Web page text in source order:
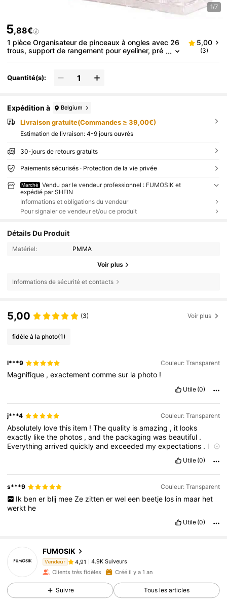
1/7
5,88€
1 pièce Organisateur de pinceaux à ongles avec 26
trous, support de rangement pour eyeliner, pré
e. Accessoire pour manucure
5,00
(3)
Quantité(s):
Expédition à Belgium
Livraison gratuite(Commandes ≥ 39,00€)
Estimation de livraison: 4-9 jours ouvrés
30-jours de retours gratuits
Paiements sécurisés · Protection de la vie privée
Marché
Vendu par le vendeur professionnel : FUMOSIK et
expédié par SHEIN
Informations et obligations du vendeur
Pour signaler ce vendeur et/ou ce produit
Détails Du Produit
Matériel: PMMA
Voir plus
Informations de sécurité et contacts
5,00 (3) Voir plus
fidèle à la photo(1)
l***9 Couleur: Transparent
Magnifique ,exactementcommesur la photo !
Utile (0)
j***4 Couleur: Transparent
Absolutely lovethis item !Thequality isamazing , it looks
exactly likethe photos ,andthe packagingwas beautiful .
Everythingarrivedquicklyandexceeded myexpectations . I
Utile (0)
s***9 Couleur: Transparent
Ik ben er blij mee Ze zitten er wel een beetje los in maar het
werkt he
Utile (0)
FUMOSIK
Vendeur
4,91
r***4est en train de naviguer
4,91
4.9K Suiveurs
4.9K Suiveurs
Clients très fidèles Créé il y a 1 an
Suivre Tous les articles